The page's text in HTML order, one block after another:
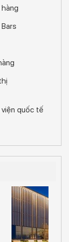
giây thư thái
xanh,
hay quầy
chỉ dành riêng
viện quốc tế